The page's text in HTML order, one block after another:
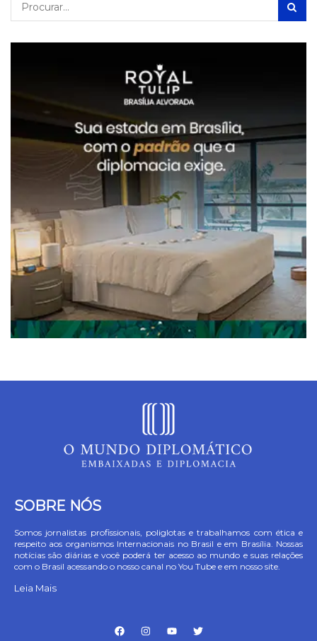
SOBRE NÓS
Somos jornalistas profissionais, poliglotas e trabalhamos com ética e
respeito aos organismos Internacionais no Brasil e em Brasília. Nossas
notícias são diárias e você poderá ter acesso ao mundo e suas relações
com o Brasil acessando o nosso canal no You Tube e em nosso site.
Leia Mais